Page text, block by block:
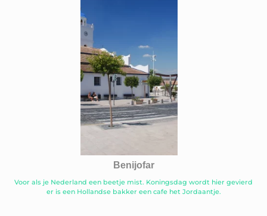
Benijofar
Voor als je Nederland een beetje mist. Koningsdag wordt hier gevierd
er is een Hollandse bakker een cafe het Jordaantje.